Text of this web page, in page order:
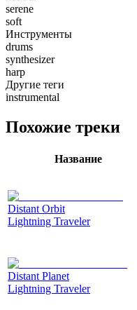
serene
soft
Инструменты
drums
synthesizer
harp
Другие теги
instrumental
Похожие треки
Название
Distant Orbit
Lightning Traveler
Distant Planet
Lightning Traveler